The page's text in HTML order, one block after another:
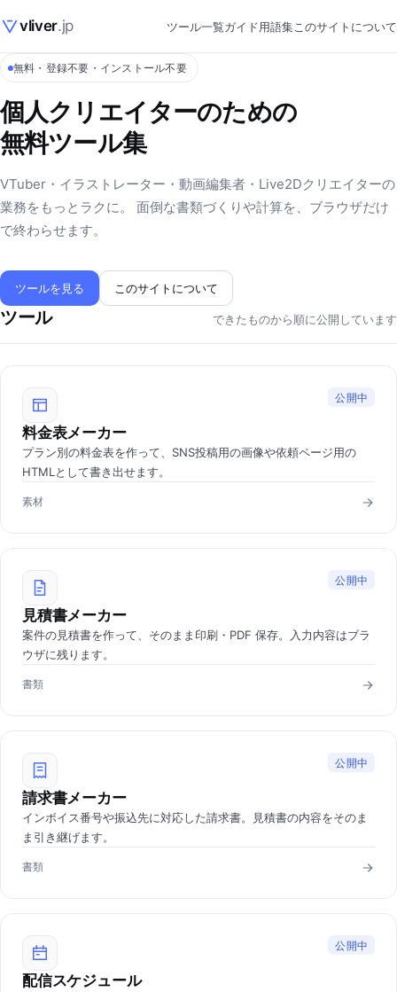
vliver.jp ツール一覧ガイド用語集このサイトについて
無料・登録不要・インストール不要
個人クリエイターのための
無料ツール集
VTuber・イラストレーター・動画編集者・Live2Dクリエイターの
業務をもっとラクに。 面倒な書類づくりや計算を、ブラウザだけ
で終わらせます。
ツールを見る このサイトについて
ツール できたものから順に公開しています
公開中
料金表メーカー
プラン別の料金表を作って、SNS投稿用の画像や依頼ページ用の
HTMLとして書き出せます。
素材
公開中
見積書メーカー
案件の見積書を作って、そのまま印刷・PDF 保存。入力内容はブラ
ウザに残ります。
書類
公開中
請求書メーカー
インボイス番号や振込先に対応した請求書。見積書の内容をそのま
ま引き継げます。
書類
公開中
配信スケジュール